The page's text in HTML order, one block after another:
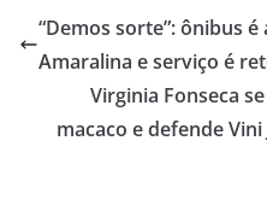
“Demos sorte”: ônibus
Amaralina e serviço é
Virginia Fonseca
macaco e defende Vini